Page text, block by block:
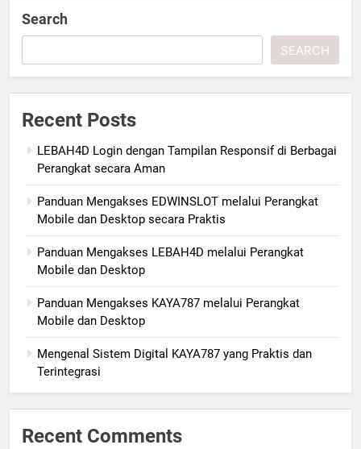
Search
SEARCH
Recent Posts
LEBAH4D Login dengan Tampilan Responsif di Berbagai
Perangkat secara Aman
Panduan Mengakses EDWINSLOT melalui Perangkat
Mobile dan Desktop secara Praktis
Panduan Mengakses LEBAH4D melalui Perangkat
Mobile dan Desktop
Panduan Mengakses KAYA787 melalui Perangkat
Mobile dan Desktop
Mengenal Sistem Digital KAYA787 yang Praktis dan
Terintegrasi
Recent Comments